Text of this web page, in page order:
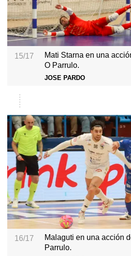
15/17
Mati Starna en una
O Parrulo.
JOSE PARDO
16/17
Malaguti en una acción
Parrulo.